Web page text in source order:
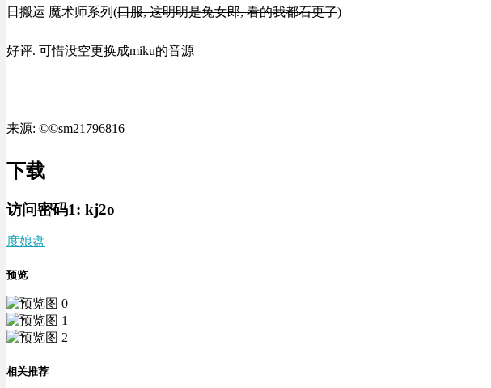
日搬运 魔术师系列(口服, 这明明是兔女郎, 看的我都石更了)
好评. 可惜没空更换成miku的音源
来源: ©©sm21796816
下载
访问密码1: kj2o
度娘盘
预览
相关推荐